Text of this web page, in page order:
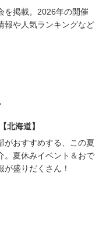
を掲載。2026年の開催
報や人気ランキングなど
北海道】
がおすすめする、この夏
。夏休みイベント＆おで
が盛りだくさん！